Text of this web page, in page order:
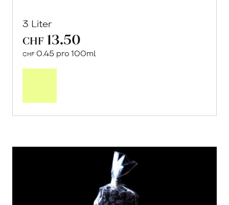
3 Liter
CHF 13.50
CHF 0.45 pro 100ml